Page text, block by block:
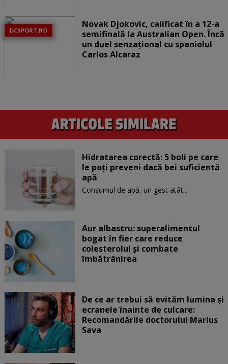
DCSPORT.RO
Novak Djokovic, calificat în a 12-a
semifinală la Australian Open. Încă
un duel senzațional cu spaniolul
Carlos Alcaraz
Hidratarea corectă: 5 boli pe care
le poți preveni dacă bei suficientă
apă
Consumul de apă, un gest atât...
Aur albastru: superalimentul
bogat în fier care reduce
colesterolul și combate
îmbătrânirea
De ce ar trebui să evităm lumina și
ecranele înainte de culcare:
Recomandările doctorului Marius
Sava